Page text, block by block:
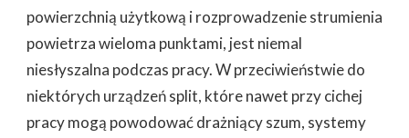
powierzchnią użytkową i rozprowadzenie strumienia
powietrza wieloma punktami, jest niemal
niesłyszalna podczas pracy. W przeciwieństwie do
niektórych urządzeń split, które nawet przy cichej
pracy mogą powodować drażniący szum, systemy